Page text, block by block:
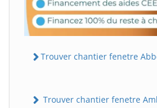
Trouver chantier fenetre
Trouver chantier fenetre